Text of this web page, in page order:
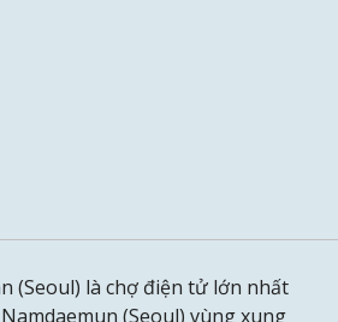
(Seoul) là chợ điện tử lớn nhất
(Seoul) vùng xung